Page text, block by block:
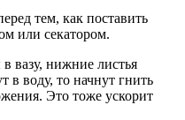
тем, как поставить
или секатором.
вазу, нижние листья
в воду, то начнут гнить
Это тоже ускорит